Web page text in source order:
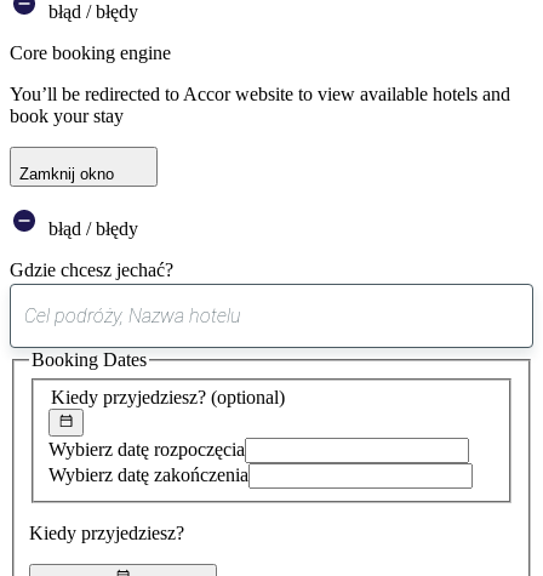
błąd / błędy
Core booking engine
You’ll be redirected to Accor website to view available hotels and
book your stay
Zamknij okno
błąd / błędy
Gdzie chcesz jechać?
sugestia
została
znaleziona
Kiedy przyjedziesz? (optional)
Wybierz datę rozpoczęcia
Wybierz datę zakończenia
Kiedy przyjedziesz?
Booking Dates